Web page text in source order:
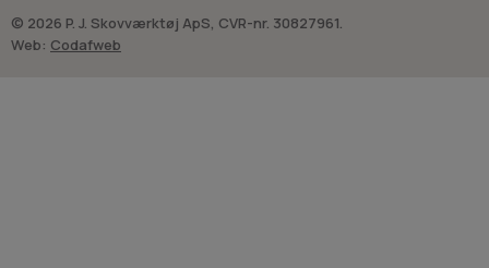
© 2026 P. J. Skovværktøj ApS, CVR-nr. 30827961.
Web: Codafweb